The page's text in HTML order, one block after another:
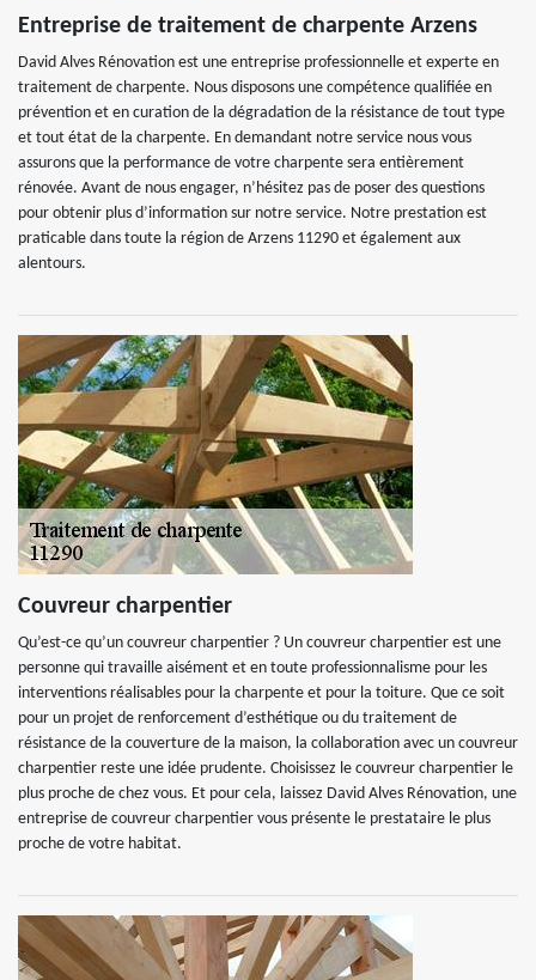
Entreprise de traitement de charpente Arzens
David Alves Rénovation est une entreprise professionnelle et experte en
traitement de charpente. Nous disposons une compétence qualifiée en
prévention et en curation de la dégradation de la résistance de tout type
et tout état de la charpente. En demandant notre service nous vous
assurons que la performance de votre charpente sera entièrement
rénovée. Avant de nous engager, n’hésitez pas de poser des questions
pour obtenir plus d’information sur notre service. Notre prestation est
praticable dans toute la région de Arzens 11290 et également aux
alentours.
Couvreur charpentier
Qu’est-ce qu’un couvreur charpentier ? Un couvreur charpentier est une
personne qui travaille aisément et en toute professionnalisme pour les
interventions réalisables pour la charpente et pour la toiture. Que ce soit
pour un projet de renforcement d’esthétique ou du traitement de
résistance de la couverture de la maison, la collaboration avec un couvreur
charpentier reste une idée prudente. Choisissez le couvreur charpentier le
plus proche de chez vous. Et pour cela, laissez David Alves Rénovation, une
entreprise de couvreur charpentier vous présente le prestataire le plus
proche de votre habitat.